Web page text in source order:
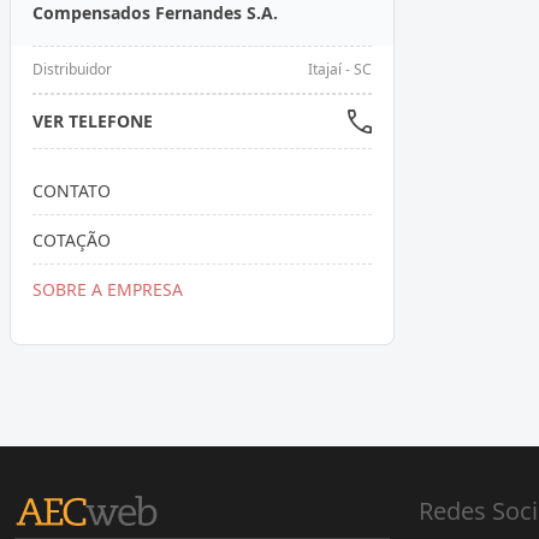
Compensados Fernandes S.A.
Distribuidor Itajaí - SC
VER TELEFONE
CONTATO
COTAÇÃO
SOBRE A EMPRESA
Redes